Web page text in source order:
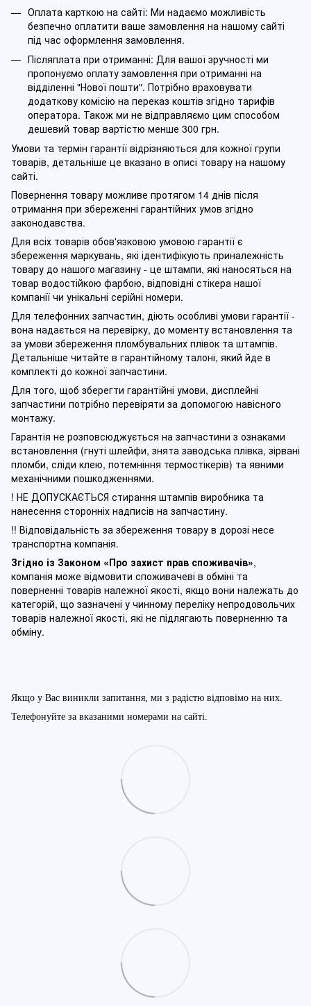
Оплата карткою на сайті: Ми надаємо можливість
безпечно оплатити ваше замовлення на нашому сайті
під час оформлення замовлення.
Післяплата при отриманні: Для вашої зручності ми
пропонуємо оплату замовлення при отриманні на
відділенні "Нової пошти". Потрібно враховувати
додаткову комісію на переказ коштів згідно тарифів
оператора. Також ми не відправляємо цим способом
дешевий товар вартістю менше 300 грн.
Умови та термін гарантії відрізняються для кожної групи
товарів, детальніше це вказано в описі товару на нашому
сайті.
Повернення товару можливе протягом 14 днів після
отримання при збереженні гарантійних умов згідно
законодавства.
Для всіх товарів обов'язковою умовою гарантії є
збереження маркувань, які ідентифікують приналежність
товару до нашого магазину - це штампи, які наносяться на
товар водостійкою фарбою, відповідні стікера нашої
компанії чи унікальні серійні номери.
Для телефонних запчастин, діють особливі умови гарантії -
вона надається на перевірку, до моменту встановлення та
за умови збереження пломбувальних плівок та штампів.
Детальніше читайте в гарантійному талоні, який йде в
комплекті до кожної запчастини.
Для того, щоб зберегти гарантійні умови, дисплейні
запчастини потрібно перевіряти за допомогою навісного
монтажу.
Гарантія не розповсюджується на запчастини з ознаками
встановлення (гнуті шлейфи, знята заводська плівка, зірвані
пломби, сліди клею, потемніння термостікерів) та явними
механічними пошкодженнями.
! НЕ ДОПУСКАЄТЬСЯ стирання штампів виробника та
нанесення сторонніх надписів на запчастину.
!! Відповідальність за збереження товару в дорозі несе
транспортна компанія.
Згідно із Законом «Про захист прав споживачів»,
компанія може відмовити споживачеві в обміні та
поверненні товарів належної якості, якщо вони належать до
категорій, що зазначені у чинному переліку непродовольчих
товарів належної якості, які не підлягають поверненню та
обміну.
Якщо у Вас виникли запитання, ми з радістю відповімо на них.
Телефонуйте за вказаними номерами на сайті.